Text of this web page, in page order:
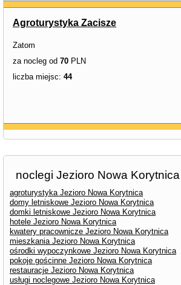
Agroturystyka Zacisze
Zatom
za nocleg od 70 PLN
liczba miejsc: 44
noclegi Jezioro Nowa Korytnica
agroturystyka Jezioro Nowa Korytnica
domy letniskowe Jezioro Nowa Korytnica
domki letniskowe Jezioro Nowa Korytnica
hotele Jezioro Nowa Korytnica
kwatery pracownicze Jezioro Nowa Korytnica
mieszkania Jezioro Nowa Korytnica
ośrodki wypoczynkowe Jezioro Nowa Korytnica
pokoje gościnne Jezioro Nowa Korytnica
restauracje Jezioro Nowa Korytnica
usługi noclegowe Jezioro Nowa Korytnica